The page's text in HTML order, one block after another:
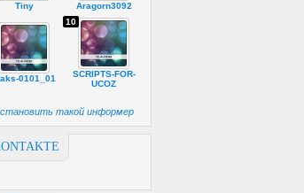
Tiny Aragorn3092
0101_01
SCRIPTS-FOR-
UCOZ
10
такой информер